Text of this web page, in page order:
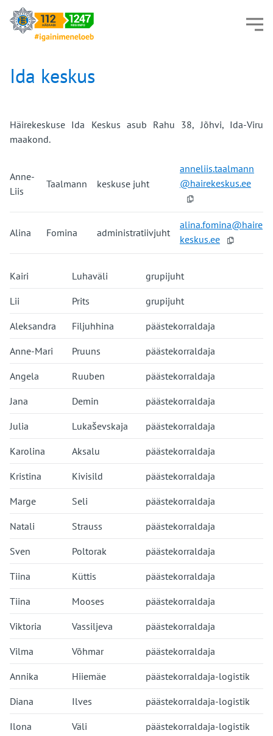
Ida keskus
Häirekeskuse Ida Keskus asub Rahu 38, Jõhvi, Ida-Viru
maakond.
Anne-
Liis
Taalmann keskuse juht
almann
@hair

Alina Fomina administratiivjuht
ina@haire

Kairi Luhaväli grupijuht
Lii Prits grupijuht
Aleksandra Filjuhhina päästekorraldaja
Anne-Mari Pruuns päästekorraldaja
Angela Ruuben päästekorraldaja
Jana Demin päästekorraldaja
Julia Lukaševskaja päästekorraldaja
Karolina Aksalu päästekorraldaja
Kristina Kivisild päästekorraldaja
Marge Seli päästekorraldaja
Natali Strauss päästekorraldaja
Sven Poltorak päästekorraldaja
Tiina Küttis päästekorraldaja
Tiina Mooses päästekorraldaja
Viktoria Vassiljeva päästekorraldaja
Vilma Võhmar päästekorraldaja
Annika Hiiemäe päästekorraldaja-logistik
Diana Ilves päästekorraldaja-logistik
Ilona Väli päästekorraldaja-logistik